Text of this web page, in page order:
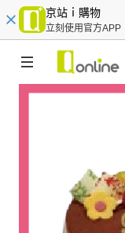
京站ｉ購物
立刻使用官方APP